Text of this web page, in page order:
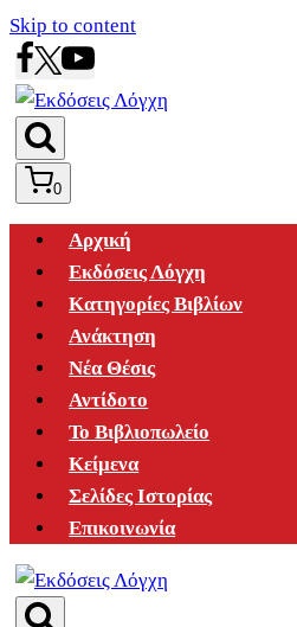
Skip to content
0
Αρχική
Εκδόσεις Λόγχη
Κατηγορίες Βιβλίων
Ανάκτηση
Νέα Θέσις
Αντίδοτο
Το Βιβλιοπωλείο
Κείμενα
Σελίδες Ιστορίας
Επικοινωνία